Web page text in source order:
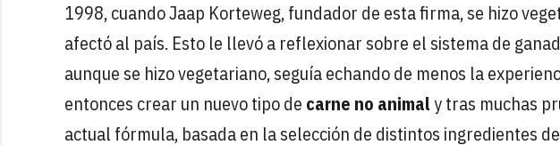
1998, cuando Jaap Korteweg, fundador de esta firma, se hizo
afectó al país. Esto le llevó a reflexionar sobre el sistema de
aunque se hizo vegetariano, seguía echando de menos la
entonces crear un nuevo tipo de carne no animaly tras muchas
actual fórmula, basada en la selección de distintos ingredientes